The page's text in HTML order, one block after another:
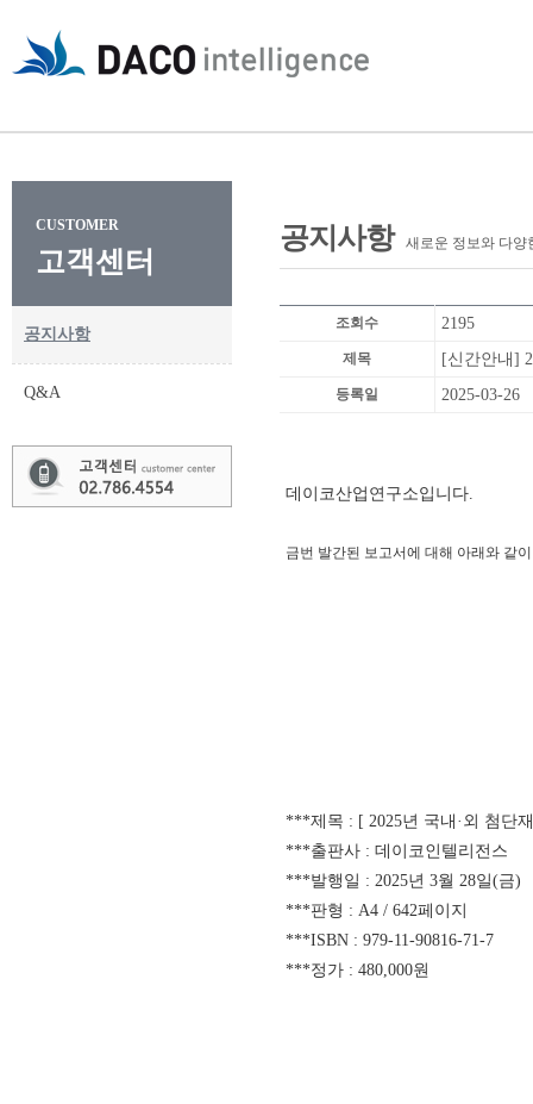
CUSTOMER
고객센터
공지사항
Q&A
공지사항 새로운 정보와 다양
조회수 2195
제목 [신간안내]
등록일 2025-03-26
데이코산업연구소입니다.
금번 발간된 보고서에 대해 아래와 같
***제목 : [ 2025년 국내·외 첨단
***출판사 : 데이코인텔리전스
***발행일 : 2025년 3월 28일(금)
***판형 : A4 / 642페이지
***ISBN : 979-11-90816-71-7
***정가 : 480,000원